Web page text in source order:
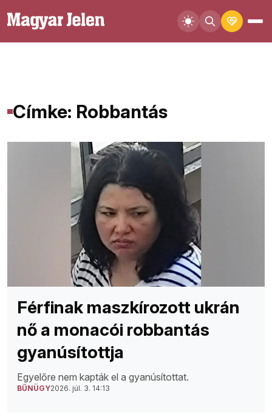
Címke: Robbantás
Férfinak maszkírozott ukrán
nő a monacói robbantás
gyanúsítottja
Egyelőre nem kapták el a gyanúsítottat.
BŰNÜGY2026. júl. 3. 14:13